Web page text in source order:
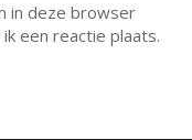
in deze browser
een reactie plaats.